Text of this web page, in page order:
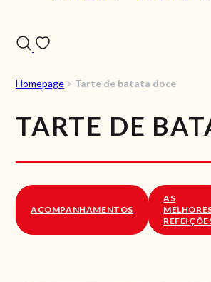
Homepage > Tarte de batata doce
TARTE DE
ACOMPANHAMENTOS
AS